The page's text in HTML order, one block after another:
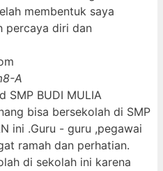
membentuk saya
percaya diri dan
8-A
SMP BUDI MULIA
bisa bersekolah di SMP
ini .Guru - guru ,pegawai
ramah dan perhatian.
di sekolah ini karena